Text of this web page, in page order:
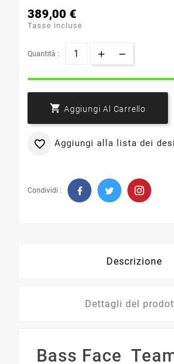
389,00 €
Tasse incluse
Quantità :
 Aggiungi Al Carrello
 Aggiungi alla lista dei
Condividi :
Descrizione
Dettagli del
Bass Face